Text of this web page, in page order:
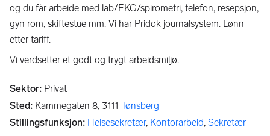
og du får arbeide med lab/EKG/spirometri, telefon, resepsjon,
gyn rom, skiftestue mm. Vi har Pridok journalsystem. Lønn
etter tariff.
Vi verdsetter et godt og trygt arbeidsmiljø.
Sektor: Privat
Sted: Kammegaten 8, 3111 Tønsberg
Stillingsfunksjon: Helsesekretær, Kontorarbeid, Sekretær